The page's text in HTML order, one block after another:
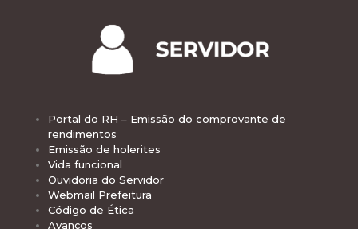
Portal do RH – Emissão do comprovante de
rendimentos
Emissão de holerites
Vida funcional
Ouvidoria do Servidor
Webmail Prefeitura
Código de Ética
Avanços